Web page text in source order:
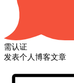
需认证
发表个人博客文章